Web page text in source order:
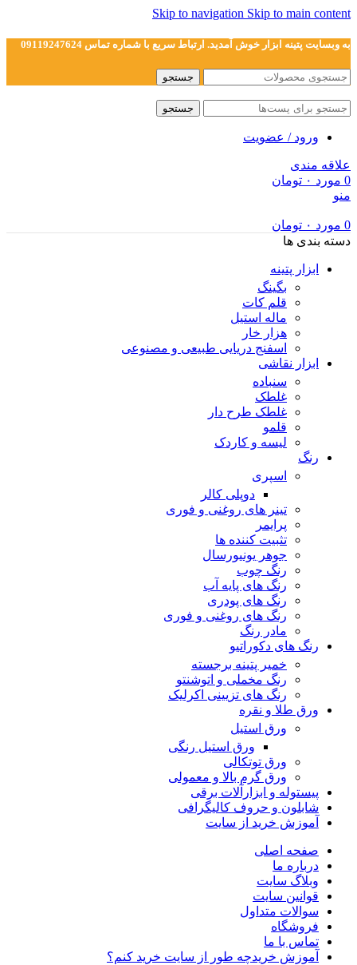
Skip to navigation Skip to main content
به وبسایت پتینه ابزار خوش آمدید. ارتباط سریع با شماره تماس 09119247624
جستجو
جستجو
ورود / عضویت
علاقه مندی
0 مورد ۰ تومان
منو
0 مورد ۰ تومان
دسته بندی ها
ابزار پتینه
بگینگ
قلم کات
ماله استیل
هزار خار
اسفنج دریایی طبیعی و مصنوعی
ابزار نقاشی
سنباده
غلطک
غلطک طرح دار
قلمو
لیسه و کاردک
رنگ
اسپری
دوپلی کالر
تینر های روغنی و فوری
پرایمر
تثبیت کننده ها
جوهر یونیورسال
رنگ چوب
رنگ‌ های پایه آب
رنگ های پودری
رنگ‌ های روغنی و فوری
مادر رنگ
رنگ های دکوراتیو
خمیر پتینه برجسته
رنگ مخملی و اتوشنتو
رنگ های تزیینی اکرلیک
ورق طلا و نقره
ورق استیل
ورق استیل رنگی
ورق توتکالی
ورق گرم بالا و معمولی
پیستوله و ابزارآلات برقی
شابلون و حروف کالیگرافی
آموزش خرید از سایت
صفحه اصلی
درباره ما
وبلاگ سایت
قوانین سایت
سوالات متداول
فروشگاه
تماس با ما
آموزش خریدچه طور از سایت خرید کنم؟